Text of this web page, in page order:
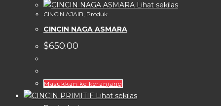
Lihat sekilas
CINCIN AJAIB, Produk
CINCIN NAGA ASMARA
$650.00
Masukkan ke keranjang
Lihat sekilas